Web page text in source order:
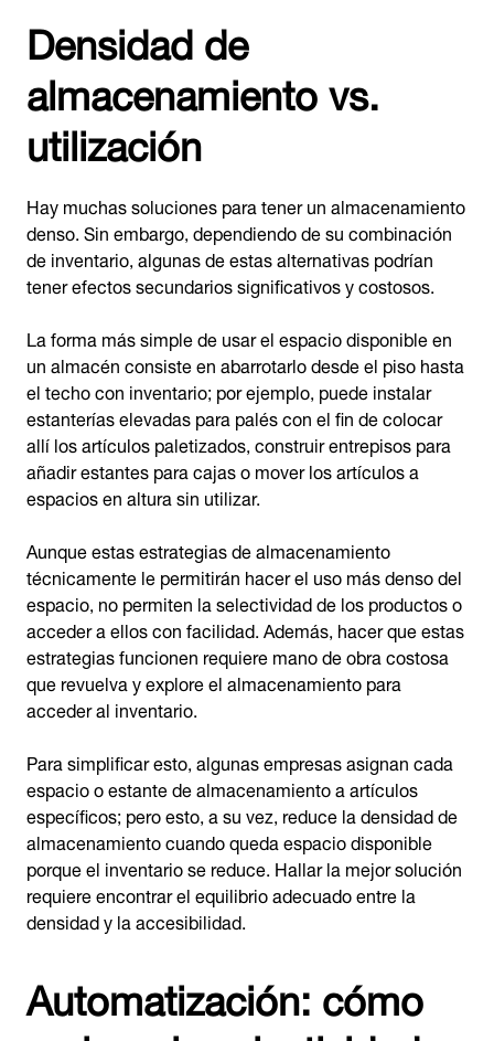
Densidad de
almacenamiento vs.
utilización
Hay muchas soluciones para tener un almacenamiento
denso. Sin embargo, dependiendo de su combinación
de inventario, algunas de estas alternativas podrían
tener efectos secundarios significativos y costosos.
La forma más simple de usar el espacio disponible en
un almacén consiste en abarrotarlo desde el piso hasta
el techo con inventario; por ejemplo, puede instalar
estanterías elevadas para palés con el fin de colocar
allí los artículos paletizados, construir entrepisos para
añadir estantes para cajas o mover los artículos a
espacios en altura sin utilizar.
Aunque estas estrategias de almacenamiento
técnicamente le permitirán hacer el uso más denso del
espacio, no permiten la selectividad de los productos o
acceder a ellos con facilidad. Además, hacer que estas
estrategias funcionen requiere mano de obra costosa
que revuelva y explore el almacenamiento para
acceder al inventario.
Para simplificar esto, algunas empresas asignan cada
espacio o estante de almacenamiento a artículos
específicos; pero esto, a su vez, reduce la densidad de
almacenamiento cuando queda espacio disponible
porque el inventario se reduce. Hallar la mejor solución
requiere encontrar el equilibrio adecuado entre la
densidad y la accesibilidad.
Automatización: cómo